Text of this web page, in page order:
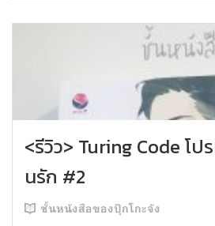
<รีวิว> Turing Code โป
นรัก #2
ชั้นหนังสือของปุ๊กโกะจัง